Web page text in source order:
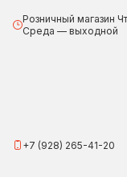
Розничный магазин
Среда — выходной
+7 (928) 265-41-20